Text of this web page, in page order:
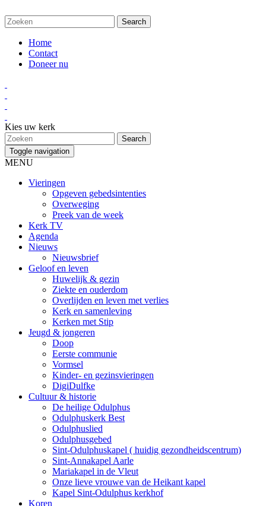
Home
Contact
Doneer nu
Kies uw kerk
Toggle navigation
MENU
Vieringen
Opgeven gebedsintenties
Overweging
Preek van de week
Kerk TV
Agenda
Nieuws
Nieuwsbrief
Geloof en leven
Huwelijk & gezin
Ziekte en ouderdom
Overlijden en leven met verlies
Kerk en samenleving
Kerken met Stip
Jeugd & jongeren
Doop
Eerste communie
Vormsel
Kinder- en gezinsvieringen
DigiDulfke
Cultuur & historie
De heilige Odulphus
Odulphuskerk Best
Odulphuslied
Odulphusgebed
Sint-Odulphuskapel ( huidig gezondheidscentrum)
Sint-Annakapel Aarle
Mariakapel in de Vleut
Onze lieve vrouwe van de Heikant kapel
Kapel Sint-Odulphus kerkhof
Koren